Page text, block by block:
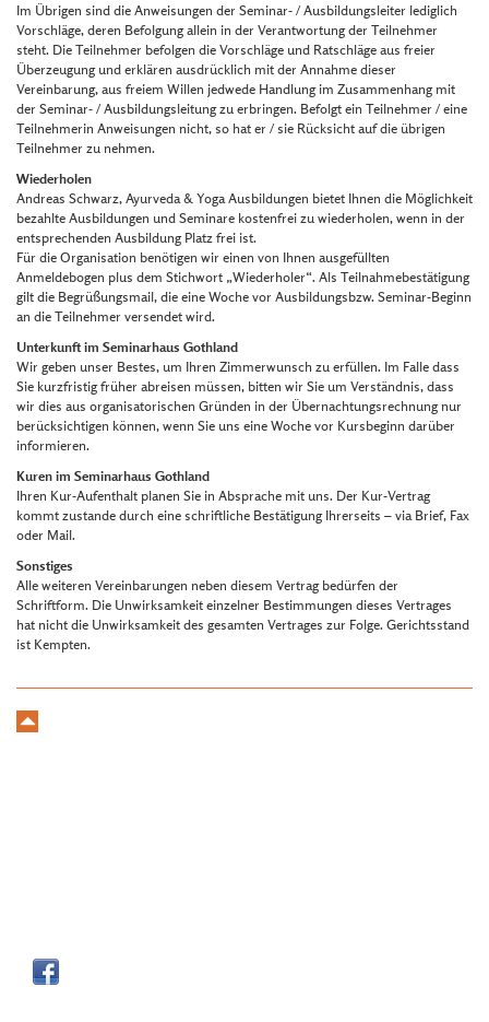
Im Übrigen sind die Anweisungen der Seminar- / Ausbildungsleiter lediglich
Vorschläge, deren Befolgung allein in der Verantwortung der Teilnehmer
steht. Die Teilnehmer befolgen die Vorschläge und Ratschläge aus freier
Überzeugung und erklären ausdrücklich mit der Annahme dieser
Vereinbarung, aus freiem Willen jedwede Handlung im Zusammenhang mit
der Seminar- / Ausbildungsleitung zu erbringen. Befolgt ein Teilnehmer / eine
Teilnehmerin Anweisungen nicht, so hat er / sie Rücksicht auf die übrigen
Teilnehmer zu nehmen.
Wiederholen
Andreas Schwarz, Ayurveda & Yoga Ausbildungen bietet Ihnen die Möglichkeit
bezahlte Ausbildungen und Seminare kostenfrei zu wiederholen, wenn in der
entsprechenden Ausbildung Platz frei ist.
Für die Organisation benötigen wir einen von Ihnen ausgefüllten
Anmeldebogen plus dem Stichwort „Wiederholer“. Als Teilnahmebestätigung
gilt die Begrüßungsmail, die eine Woche vor Ausbildungsbzw. Seminar-Beginn
an die Teilnehmer versendet wird.
Unterkunft im Seminarhaus Gothland
Wir geben unser Bestes, um Ihren Zimmerwunsch zu erfüllen. Im Falle dass
Sie kurzfristig früher abreisen müssen, bitten wir Sie um Verständnis, dass
wir dies aus organisatorischen Gründen in der Übernachtungsrechnung nur
berücksichtigen können, wenn Sie uns eine Woche vor Kursbeginn darüber
informieren.
Kuren im Seminarhaus Gothland
Ihren Kur-Aufenthalt planen Sie in Absprache mit uns. Der Kur-Vertrag
kommt zustande durch eine schriftliche Bestätigung Ihrerseits – via Brief, Fax
oder Mail.
Sonstiges
Alle weiteren Vereinbarungen neben diesem Vertrag bedürfen der
Schriftform. Die Unwirksamkeit einzelner Bestimmungen dieses Vertrages
hat nicht die Unwirksamkeit des gesamten Vertrages zur Folge. Gerichtsstand
ist Kempten.